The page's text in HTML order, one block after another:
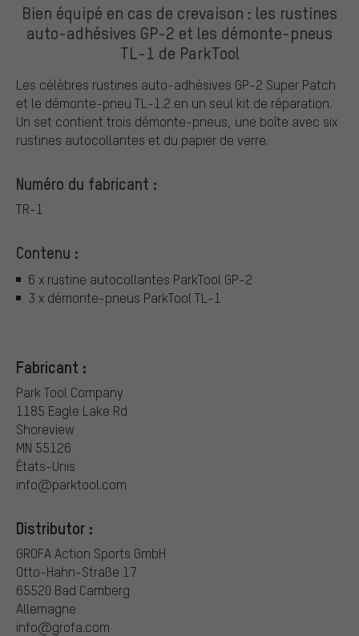
Bien équipé en cas de crevaison : les rustines
auto-adhésives GP-2 et les démonte-pneus
TL-1 de ParkTool
Les célèbres rustines auto-adhésives GP-2 Super Patch
et le démonte-pneu TL-1.2 en un seul kit de réparation.
Un set contient trois démonte-pneus, une boîte avec six
rustines autocollantes et du papier de verre.
Numéro du fabricant :
TR-1
Contenu :
6 x rustine autocollantes ParkTool GP-2
3 x démonte-pneus ParkTool TL-1
Fabricant :
Park Tool Company
1185 Eagle Lake Rd
Shoreview
MN 55126
États-Unis
info@parktool.com
Distributor :
GROFA Action Sports GmbH
Otto-Hahn-Straße 17
65520 Bad Camberg
Allemagne
info@grofa.com